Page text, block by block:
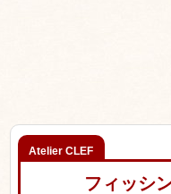
フィッシ